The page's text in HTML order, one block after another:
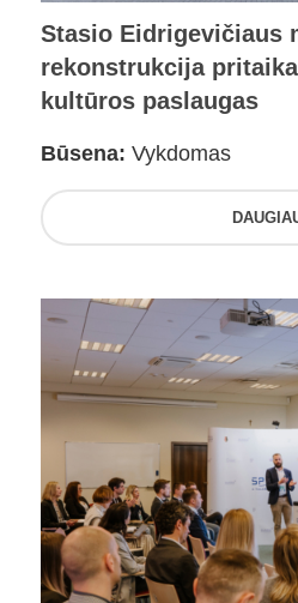
Stasio Eidrigevičiaus
rekonstrukcija
kultūros paslaugas
Būsena: Vykdomas